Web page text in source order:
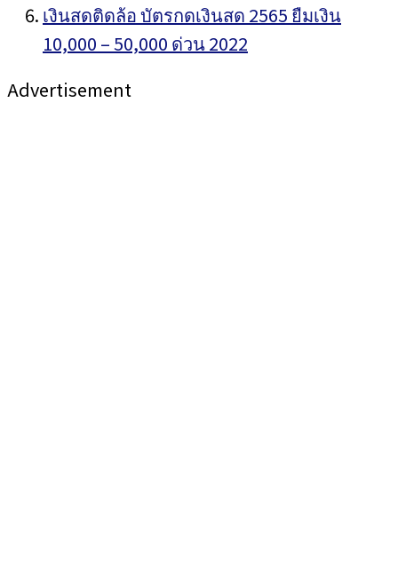
เงินสดติดล้อ บัตรกดเงินสด 2565 ยืมเงิน
10,000 – 50,000 ด่วน 2022
Advertisement